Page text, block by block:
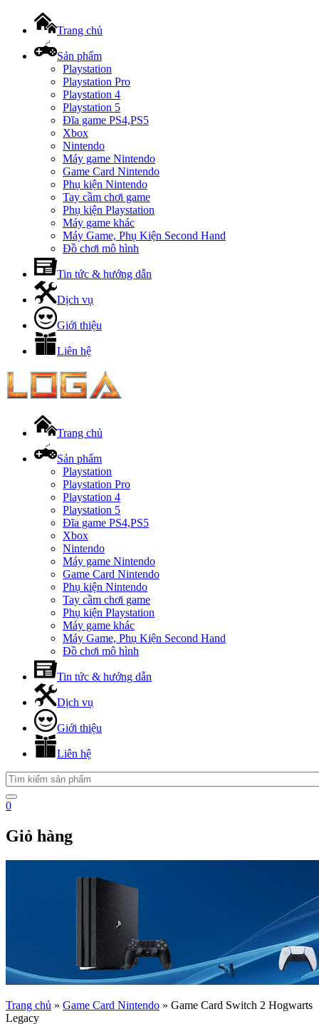
Trang chủ
Sản phẩm
Playstation
Playstation Pro
Playstation 4
Playstation 5
Đĩa game PS4,PS5
Xbox
Nintendo
Máy game Nintendo
Game Card Nintendo
Phụ kiện Nintendo
Tay cầm chơi game
Phụ kiện Playstation
Máy game khác
Máy Game, Phụ Kiện Second Hand
Đồ chơi mô hình
Tin tức & hướng dẫn
Dịch vụ
Giới thiệu
Liên hệ
Trang chủ
Sản phẩm
Playstation
Playstation Pro
Playstation 4
Playstation 5
Đĩa game PS4,PS5
Xbox
Nintendo
Máy game Nintendo
Game Card Nintendo
Phụ kiện Nintendo
Tay cầm chơi game
Phụ kiện Playstation
Máy game khác
Máy Game, Phụ Kiện Second Hand
Đồ chơi mô hình
Tin tức & hướng dẫn
Dịch vụ
Giới thiệu
Liên hệ
0
Giỏ hàng
Trang chủ » Game Card Nintendo » Game Card Switch 2 Hogwarts
Legacy